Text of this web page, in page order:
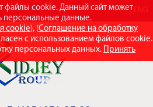
файлы cookie. Данный сайт может
персональные данные.
cookie), (Соглашение на обработку
с использованием файлов cookie.
персональных данных. Принять
RUS